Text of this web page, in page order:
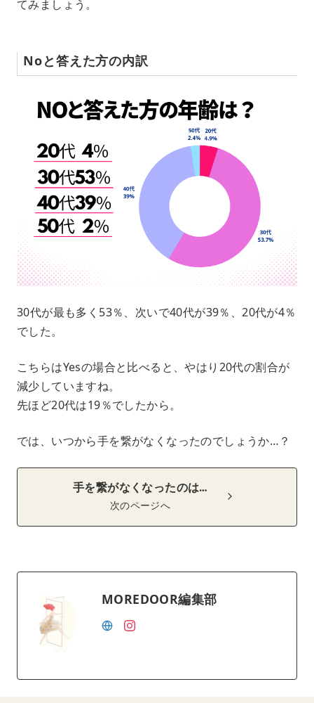
てみましょう。
Noと答えた方の内訳
30代が最も多く53％、次いで40代が39％、20代が4％
でした。
こちらはYesの場合と比べると、やはり20代の割合が
減少していますね。
先ほど20代は19％でしたから。
では、いつから手を繋がなくなったのでしょうか…？
手を繋がなくなったのは…
次のページへ
MOREDOOR編集部